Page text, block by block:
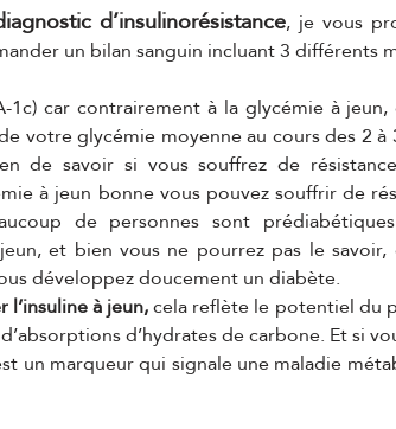
d’insulinorésistance, je vous
un bilan sanguin incluant 3 différents
1c) car contrairement à la glycémie à
votre glycémie moyenne au cours des 2
de savoir si vous souffrez de
à jeun bonne vous pouvez souffrir de
de personnes sont
et bien vous ne pourrez pas le
développez doucement un diabète.
à jeun, cela reflète le potentiel du
d’hydrates de carbone. Et si
un marqueur qui signale une maladie